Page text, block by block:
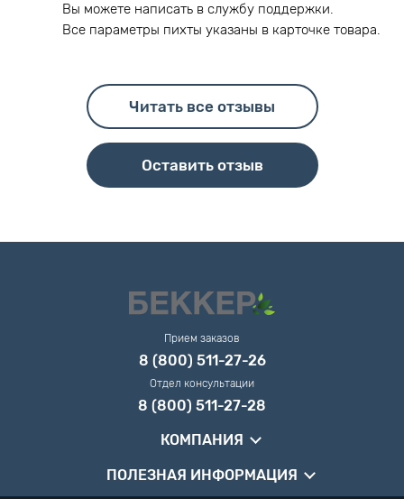
Вы можете написать в службу поддержки.
Все параметры пихты указаны в карточке товара.
Читать все отзывы
Оставить отзыв
Прием заказов
8 (800) 511-27-26
Отдел консультации
8 (800) 511-27-28
КОМПАНИЯ
ПОЛЕЗНАЯ ИНФОРМАЦИЯ